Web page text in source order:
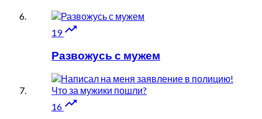
19 
Развожусь с мужем
16 